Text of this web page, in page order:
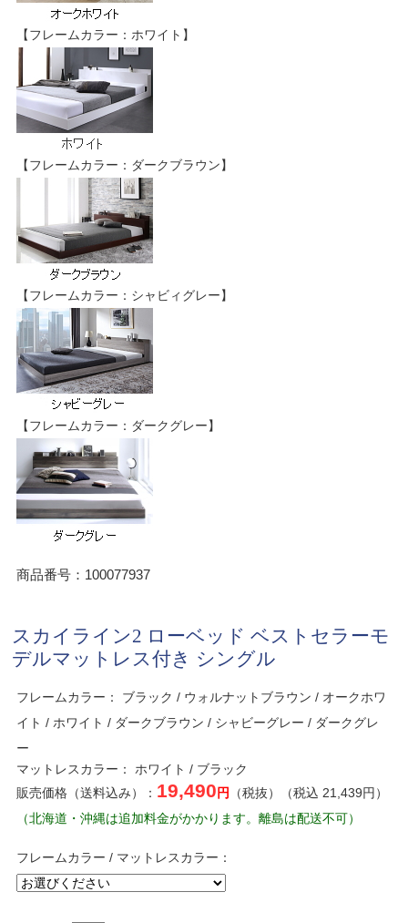
【フレームカラー：ホワイト】
【フレームカラー：ダークブラウン】
【フレームカラー：シャビィグレー】
【フレームカラー：ダークグレー】
商品番号：100077937
スカイライン2 ローベッド ベストセラーモ
デルマットレス付き シングル
フレームカラー： ブラック / ウォルナットブラウン / オークホワ
イト / ホワイト / ダークブラウン / シャビーグレー / ダークグレ
ー
マットレスカラー： ホワイト / ブラック
販売価格（送料込み）： 19,490円 （税抜）（税込 21,439円）
（北海道・沖縄は追加料金がかかります。離島は配送不可）
フレームカラー / マットレスカラー：